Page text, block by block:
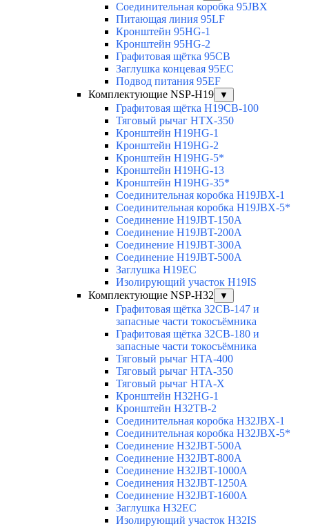
Соединительная коробка 95JBX
Питающая линия 95LF
Кронштейн 95HG-1
Кронштейн 95HG-2
Графитовая щётка 95CB
Заглушка концевая 95EC
Подвод питания 95EF
Комплектующие NSP-H19
▼
Графитовая щётка H19CB-100
Тяговый рычаг HTX-350
Кронштейн H19HG-1
Кронштейн H19HG-2
Кронштейн H19HG-5*
Кронштейн H19HG-13
Кронштейн H19HG-35*
Соединительная коробка H19JBX-1
Соединительная коробка H19JBX-5*
Соединение H19JBT-150A
Соединение H19JBT-200A
Соединение H19JBT-300A
Соединение H19JBT-500A
Заглушка H19EC
Изолирующий участок H19IS
Комплектующие NSP-H32
▼
Графитовая щётка 32CB-147 и
запасные части токосъёмника
Графитовая щётка 32CB-180 и
запасные части токосъёмника
Тяговый рычаг HTA-400
Тяговый рычаг HTA-350
Тяговый рычаг HTA-X
Кронштейн H32HG-1
Кронштейн H32TB-2
Соединительная коробка H32JBX-1
Соединительная коробка H32JBX-5*
Соединение H32JBT-500A
Соединение H32JBT-800A
Соединение H32JBT-1000A
Соединения H32JBT-1250A
Соединение H32JBT-1600A
Заглушка H32EC
Изолирующий участок H32IS